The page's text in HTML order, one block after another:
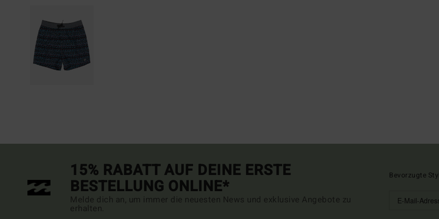
15% RABATT AUF DEINE ERSTE
BESTELLUNG ONLINE*
Melde dich an, um immer die neuesten News und exklusive Angebote zu
erhalten.
Bevorzugte